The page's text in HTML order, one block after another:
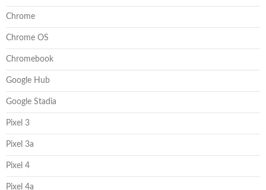
Chrome
Chrome OS
Chromebook
Google Hub
Google Stadia
Pixel 3
Pixel 3a
Pixel 4
Pixel 4a